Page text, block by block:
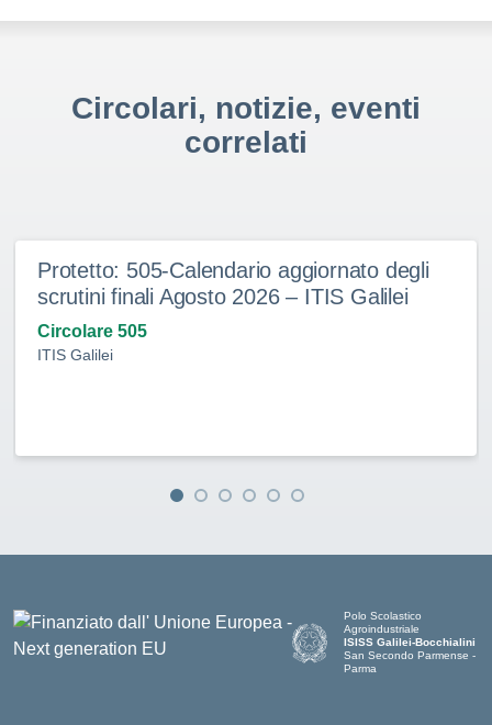
Circolari, notizie, eventi
correlati
Protetto: 505-Calendario aggiornato degli
scrutini finali Agosto 2026 – ITIS Galilei
Circolare 505
ITIS Galilei
Polo Scolastico
Agroindustriale
ISISS Galilei-Bocchialini
San Secondo Parmense -
Parma